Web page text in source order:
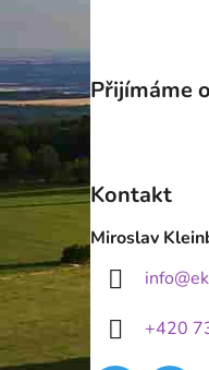
Přijímáme
Kontakt
Miroslav
info@
+420